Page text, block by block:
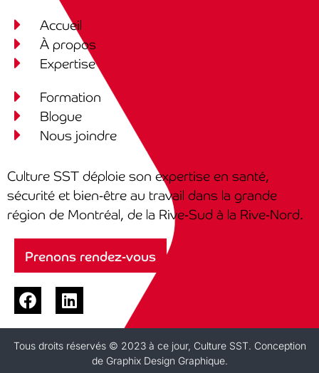
Accueil
À propos
Expertise
Formation
Blogue
Nous joindre
Culture SST déploie son expertise en santé,
sécurité et bien-être au travail dans la grande
région de Montréal, de la Rive-Sud à la Rive-Nord.
Prenons rendez-vous
Tous droits réservés © 2023 à ce jour, Culture SST. Conception
de Graphix Design Graphique.